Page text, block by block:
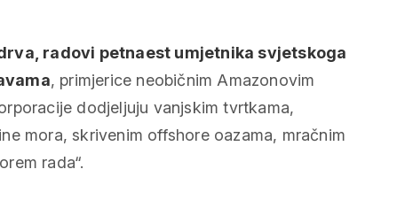
radovi petnaest umjetnika svjetskoga
, primjerice neobičnim Amazonovim
dodjeljuju vanjskim tvrtkama,
mora, skrivenim offshoreoazama, mračnim
rada“.